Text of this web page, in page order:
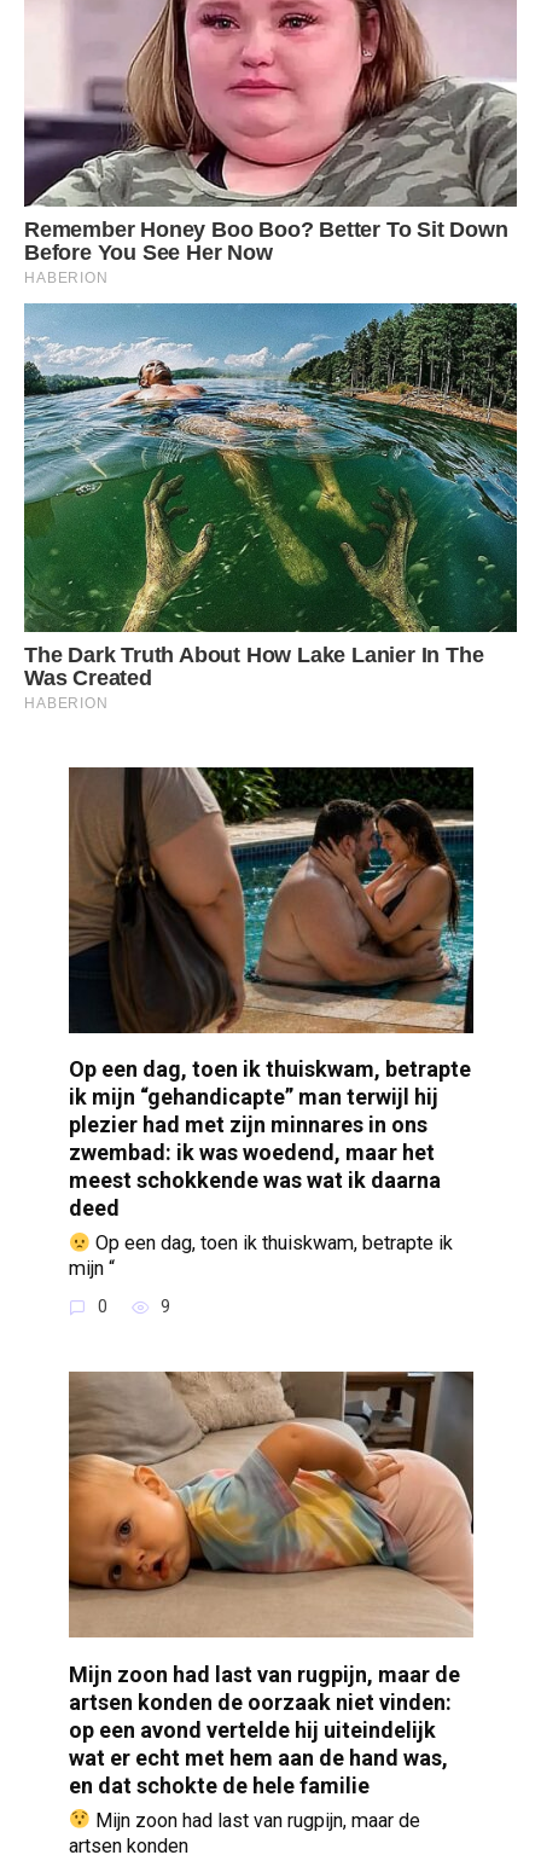
Op een dag, toen ik thuiskwam, betrapte
ik mijn “gehandicapte” man terwijl hij
plezier had met zijn minnares in ons
zwembad: ik was woedend, maar het
meest schokkende was wat ik daarna
deed
Op een dag, toen ik thuiskwam, betrapte ik
mijn “
0 9
Mijn zoon had last van rugpijn, maar de
artsen konden de oorzaak niet vinden:
op een avond vertelde hij uiteindelijk
wat er echt met hem aan de hand was,
en dat schokte de hele familie
Mijn zoon had last van rugpijn, maar de
artsen konden